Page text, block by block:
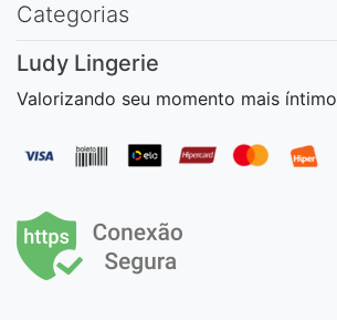
Categorias
Ludy Lingerie
Valorizando seu momento mais íntimo